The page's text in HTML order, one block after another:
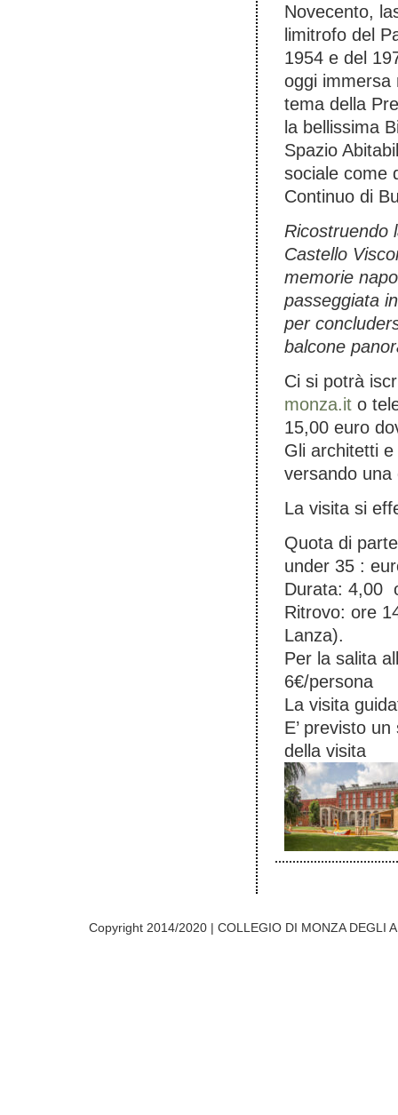
Novecento,
limitrofo del
1954 e del
oggi immersa
tema della
la bellissima
Spazio
sociale come
Continuo di
Ricostruendo
Castello
memorie
passeggiata
per
balcone
Ci si potrà
monza.it o
15,00 euro
Gli architetti
versando
La visita si
Quota di
under 35 :
Durata: 4,00
Ritrovo: ore
Lanza).
Per la salita
6€/persona
La visita
E’ previsto
della visita
Copyright 2014/2020 | COLLEGIO DI MONZA DEGLI